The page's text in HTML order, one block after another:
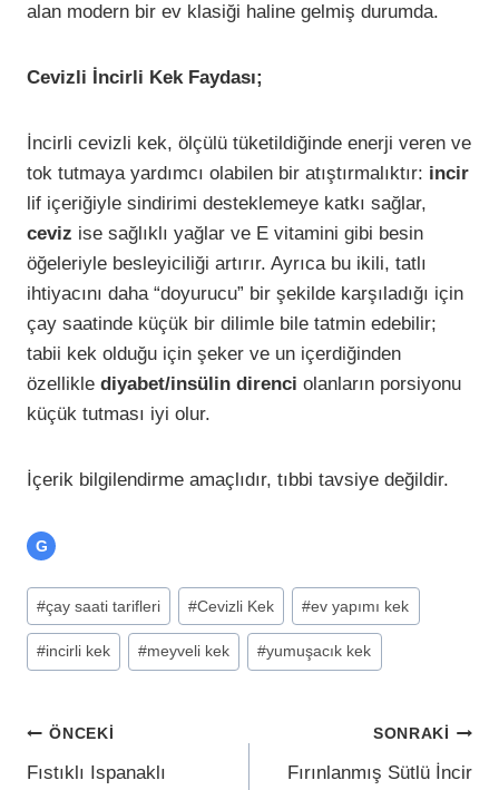
alan modern bir ev klasiği haline gelmiş durumda.
Cevizli İncirli Kek Faydası;
İncirli cevizli kek, ölçülü tüketildiğinde enerji veren ve
tok tutmaya yardımcı olabilen bir atıştırmalıktır: incir
lif içeriğiyle sindirimi desteklemeye katkı sağlar,
ceviz ise sağlıklı yağlar ve E vitamini gibi besin
öğeleriyle besleyiciliği artırır. Ayrıca bu ikili, tatlı
ihtiyacını daha “doyurucu” bir şekilde karşıladığı için
çay saatinde küçük bir dilimle bile tatmin edebilir;
tabii kek olduğu için şeker ve un içerdiğinden
özellikle diyabet/insülin direnci olanların porsiyonu
küçük tutması iyi olur.
İçerik bilgilendirme amaçlıdır, tıbbi tavsiye değildir.
G
#çay saati tarifleri #Cevizli Kek #ev yapımı kek
#incirli kek #meyveli kek #yumuşacık kek
ÖNCEKI
Fıstıklı Ispanaklı
SONRAKI
Fırınlanmış Sütlü İncir